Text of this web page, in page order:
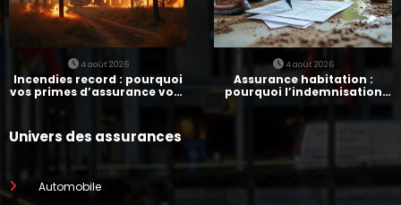
4 août 2026
Incendies record : pourquoi
vos primes d’assurance vont
4 août 2026
Assurance habitation :
pourquoi l’indemnisation
prend parfois 7 mois
Univers des assurances
Automobile